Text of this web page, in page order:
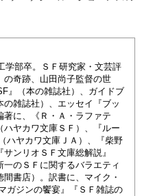
学部卒。ＳＦ研究家・文芸評
の奇跡、山田尚子監督の世
』（本の雑誌社）、ガイドブ
雑誌社）、エッセイ『ブッ
に、《Ｒ・Ａ・ラファテ
ハヤカワ文庫ＳＦ）、『ルー
ハヤカワ文庫ＪＡ）、『柴野
ンリオＳＦ文庫総解説』
一のＳＦに関するバラエティ
書店）。訳書に、マイク・
ガジンの饗宴』『ＳＦ雑誌の